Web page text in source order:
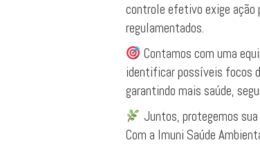
controle efetivo exige
regulamentados.
Contamos com uma
identificar possíveis focos
garantindo mais saúde,
Juntos, protegemos
Com a Imuni Saúde